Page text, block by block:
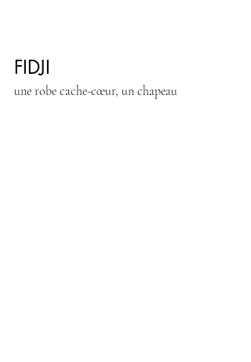
FIDJI
une robe cache-cœur, un chapeau